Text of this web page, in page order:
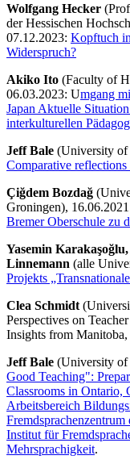
Wolfgang Hecker
der Hessischen
07.12.2023: Kopftuch
Widerspruch?
Akiko Ito (Faculty of
06.03.2023: Umgang
Japan Aktuelle
interkulturellen
Jeff Bale (University of
Comparative reflections
Çiğdem Bozdağ
Groningen),
Bremer Oberschule zu
Yasemin
Linnemann (alle
Projekts
Clea Schmidt
Perspectives on
Insights from Manitoba,
Jeff Bale (University of
Good Teaching":
Classrooms in Ontario,
Arbeitsbereich
Institut für
Mehrsprachigkeit.